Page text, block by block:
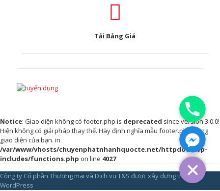
Tải Bảng Giá
Notice: Giao diện không có footer.php is deprecated since version 3.0.0!
Hiện không có giải pháp thay thế. Hãy định nghĩa mẫu footer.php trong
giao diện của bạn. in
/var/www/vhosts/chuyenphatnhanhquocte.net/httpdocs/wp-
includes/functions.php on line 4027
Công ty Cổ phần Thương mại và Dịch vụ T&S được xây dựng trên
WordPress
Phone
Facebook Messenger